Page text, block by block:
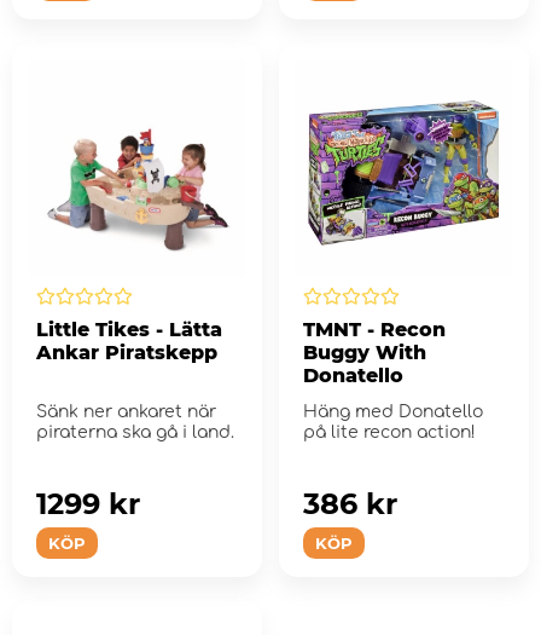
Little Tikes - Lätta
Ankar Piratskepp
Sänk ner ankaret när
piraterna ska gå i land.
KÖP
1299 kr
TMNT - Recon
Buggy With
Donatello
Häng med Donatello
på lite recon action!
KÖP
386 kr